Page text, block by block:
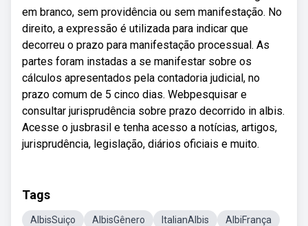
em branco, sem providência ou sem manifestação. No
direito, a expressão é utilizada para indicar que
decorreu o prazo para manifestação processual. As
partes foram instadas a se manifestar sobre os
cálculos apresentados pela contadoria judicial, no
prazo comum de 5 cinco dias. Webpesquisar e
consultar jurisprudência sobre prazo decorrido in albis.
Acesse o jusbrasil e tenha acesso a notícias, artigos,
jurisprudência, legislação, diários oficiais e muito.
Tags
AlbisSuiço AlbisGênero ItalianAlbis
AlbiFrança